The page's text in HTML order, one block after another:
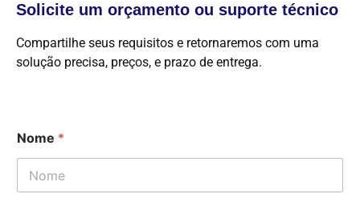
Solicite um orçamento ou suporte técnico
Compartilhe seus requisitos e retornaremos com uma
solução precisa, preços, e prazo de entrega.
Nome *